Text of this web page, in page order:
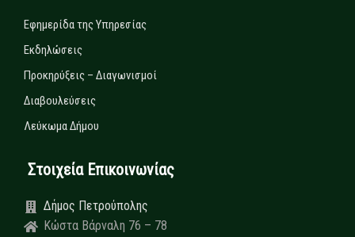
Εφημερίδα της Υπηρεσίας
Εκδηλώσεις
Προκηρύξεις – Διαγωνισμοί
Διαβουλεύσεις
Λεύκωμα Δήμου
Στοιχεία Επικοινωνίας
Δήμος Πετρούπολης
Κώστα Βάρναλη 76 – 78